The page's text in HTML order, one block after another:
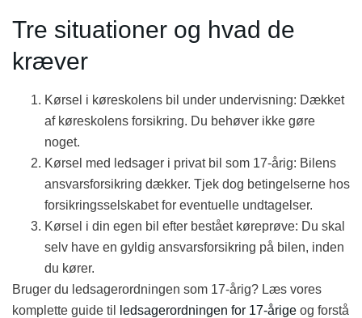
Tre situationer og hvad de
kræver
Kørsel i køreskolens bil under undervisning: Dækket
af køreskolens forsikring. Du behøver ikke gøre
noget.
Kørsel med ledsager i privat bil som 17-årig: Bilens
ansvarsforsikring dækker. Tjek dog betingelserne hos
forsikringsselskabet for eventuelle undtagelser.
Kørsel i din egen bil efter bestået køreprøve: Du skal
selv have en gyldig ansvarsforsikring på bilen, inden
du kører.
Bruger du ledsagerordningen som 17-årig? Læs vores
komplette guide til
ledsagerordningen for 17-årige og forstå